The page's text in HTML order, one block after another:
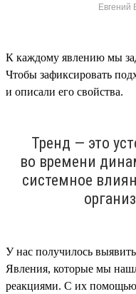
Евгений
К каждому явлению мы
Чтобы зафиксировать
и описали его свойства.
Тренд — это
во времени
системное
У нас получилось
Явления, которые мы
реакциями. С их помощью